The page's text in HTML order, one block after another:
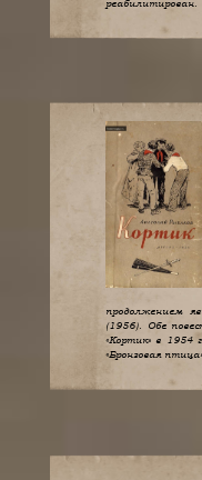
реабилитирован.
продолжением
(1956). Обе
«Кортик» в 1954
«Бронзовая